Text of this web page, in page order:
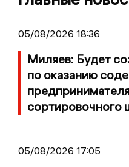
05/08/2026 18:36
Миляев: Будет
по оказанию
сортировочного
05/08/2026 17:05